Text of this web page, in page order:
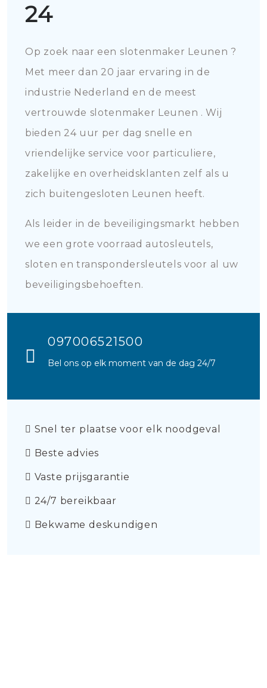
24
Op zoek naar een slotenmaker Leunen ?
Met meer dan 20 jaar ervaring in de
industrie Nederland en de meest
vertrouwde slotenmaker Leunen . Wij
bieden 24 uur per dag snelle en
vriendelijke service voor particuliere,
zakelijke en overheidsklanten zelf als u
zich buitengesloten Leunen heeft.
Als leider in de beveiligingsmarkt hebben
we een grote voorraad autosleutels,
sloten en transpondersleutels voor al uw
beveiligingsbehoeften.
097006521500
Bel ons op elk moment van de dag 24/7
Snel ter plaatse voor elk noodgeval
Beste advies
Vaste prijsgarantie
24/7 bereikbaar
Bekwame deskundigen